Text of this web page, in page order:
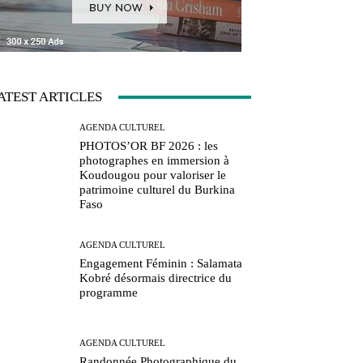
ARTICLES
AGENDA CULTUREL
PHOTOS’OR BF 2026 : les
photographes en immersion à
Koudougou pour valoriser le
patrimoine culturel du Burkina
Faso
AGENDA CULTUREL
Engagement Féminin : Salamata
Kobré désormais directrice du
programme
AGENDA CULTUREL